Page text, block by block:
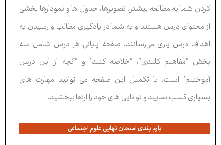
کردن شما به مطالعه بیشتر. تصویرها، جدول ها و نمودارها بخشی
از محتوای درس هستند و به شما در یادگیری مطالب و رسیدن به
اهداف درس یاری می‌رسانند. صفحه پایانی هر درس شامل سه
بخش “مفاهیم کلیدی”، “خلاصه کنید” و “آنچه از این درس
آموختیم” است. با تکمیل این صفحه می توانید مهارت های
بسیاری کسب نمایید و توانایی های خود را ارتقا ببخشید.
بارم بندی امتحان نهایی علوم اجتماعی